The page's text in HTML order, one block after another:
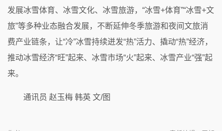
发展冰雪体育、冰雪文化、冰雪旅游，“冰雪+体育”“冰雪+文
旅”等多种业态融合发展，不断延伸冬季旅游和夜间文旅消
费产业链条，让“冷”冰雪持续迸发“热”活力、撬动“热”经济，
推动冰雪经济“旺”起来、冰雪市场“火”起来、冰雪产业“强”起
来。
通讯员 赵玉梅 韩英 文/图